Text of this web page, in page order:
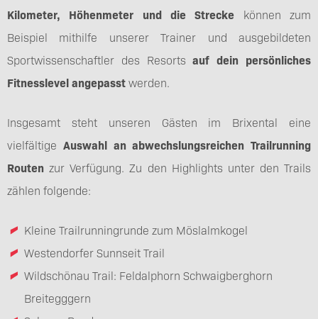
Kilometer, Höhenmeter und die Strecke können zum
Beispiel mithilfe unserer Trainer und ausgebildeten
Sportwissenschaftler des Resortsauf dein persönliches
Fitnesslevel angepasstwerden.
Insgesamt steht unseren Gästen im Brixental eine
vielfältige Auswahl an abwechslungsreichen Trailrunning
Routen zur Verfügung. Zu den Highlights unter den Trails
zählen folgende:
Kleine Trailrunningrunde zum Möslalmkogel
Westendorfer Sunnseit Trail
Wildschönau Trail: Feldalphorn Schwaigberghorn
Breitegggern